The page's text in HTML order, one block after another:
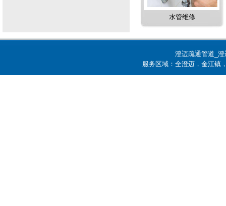
水管维修
澄迈疏通管道_
服务区域：全澄迈，金江镇